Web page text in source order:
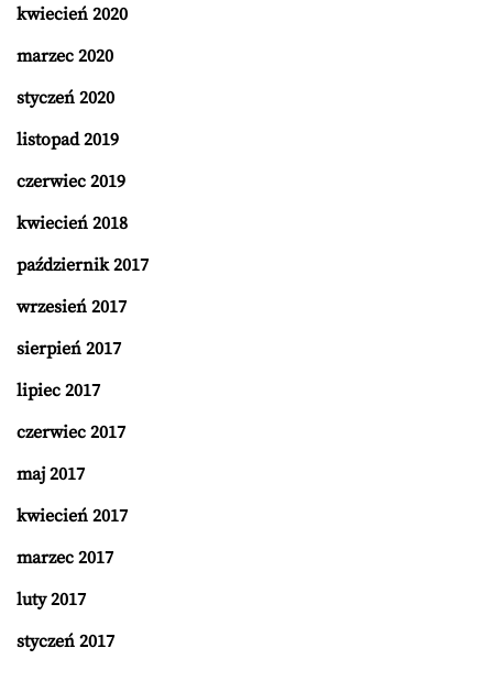
kwiecień 2020
marzec 2020
styczeń 2020
listopad 2019
czerwiec 2019
kwiecień 2018
październik 2017
wrzesień 2017
sierpień 2017
lipiec 2017
czerwiec 2017
maj 2017
kwiecień 2017
marzec 2017
luty 2017
styczeń 2017